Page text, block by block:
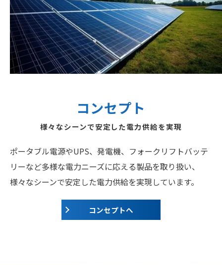
様々なシーンで安定した電力供給を実現
コンセプト
ポータブル電源やUPS、発電機、フォークリフトバッテ
リーなど多様な電力ニーズに応える製品を取り扱い、
様々なシーンで安定した電力供給を実現しています。
コンセプトへ